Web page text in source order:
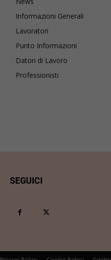
Informazioni Generali
Lavoratori
Punto Informazioni
Datori di Lavoro
Professionisti
SEGUICI